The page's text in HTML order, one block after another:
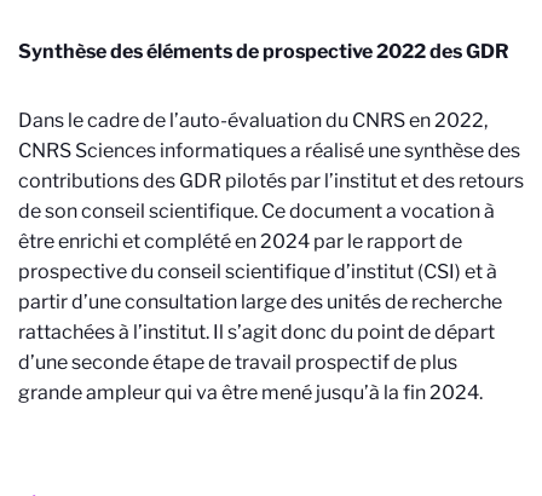
Synthèse des éléments de prospective 2022 des GDR
Dans le cadre de l’auto-évaluation du CNRS en 2022,
CNRS Sciences informatiques a réalisé une synthèse des
contributions des GDR pilotés par l’institut et des retours
de son conseil scientifique. Ce document a vocation à
être enrichi et complété en 2024 par le rapport de
prospective du conseil scientifique d’institut (CSI) et à
partir d’une consultation large des unités de recherche
rattachées à l’institut. Il s’agit donc du point de départ
d’une seconde étape de travail prospectif de plus
grande ampleur qui va être mené jusqu’à la fin 2024.